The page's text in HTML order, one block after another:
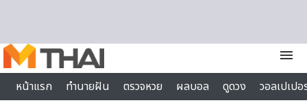
menu
หน้าแรก
ทำนายฝัน ตรวจหวย ผลบอล ดูดวง
วอลเปเป